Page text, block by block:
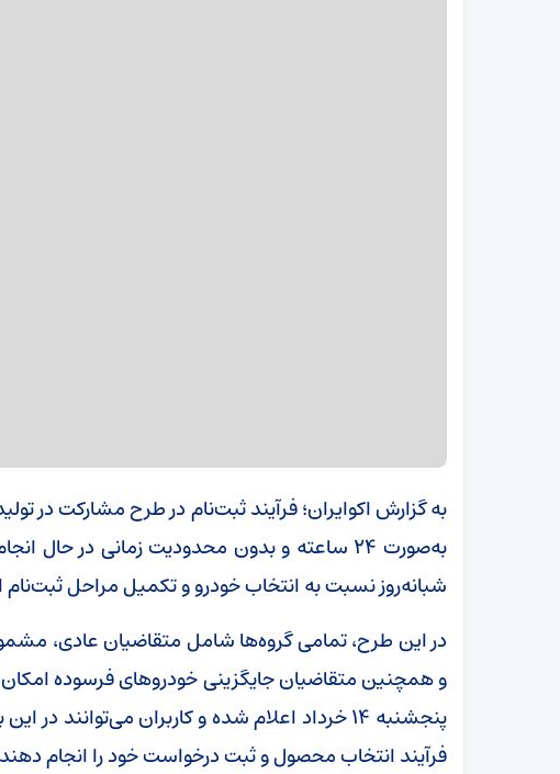
به گزارش اکوایران؛ فرآیند ثبت‌نام در طرح مشارکت در
به‌صورت ۲۴ ساعته و بدون محدودیت زمانی در
شبانه‌روز نسبت به انتخاب خودرو و تکمیل مراحل ثبت‌نام
در این طرح، تمامی گروه‌ها شامل متقاضیان عادی،
پنجشنبه ۱۴ خرداد اعلام شده و کاربران می‌توانند
فرآیند انتخاب محصول و ثبت درخواست خود را انجام